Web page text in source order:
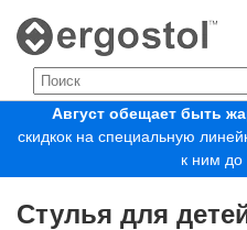
Август обещает быть
скидкок на специальную
к ним до
Стулья для